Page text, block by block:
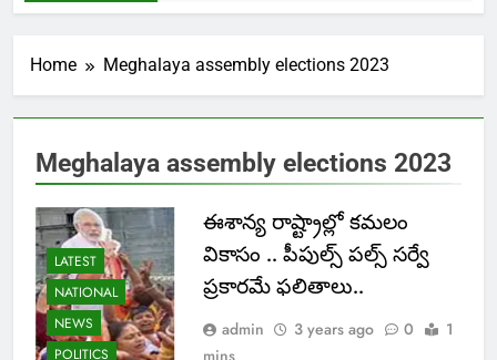
Home Meghalaya assembly elections 2023
Meghalaya assembly elections 2023
LATEST
NATIONAL
NEWS
POLITICS
ఈశాన్య రాష్ట్రాల్లో క‌మ‌లం
వికాసం .. పీపుల్స్ ప‌ల్స్ స‌ర్వే
ప్ర‌కార‌మే ఫ‌లితాలు..
admin 3 years ago 0
1